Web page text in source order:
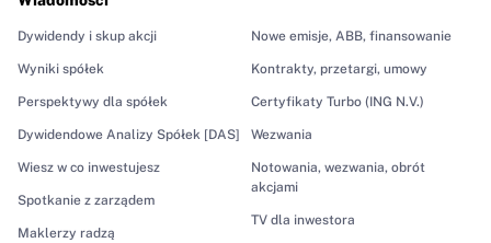
Dywidendy i skup akcji
Wyniki spółek
Perspektywy dla spółek
Dywidendowe Analizy Spółek [DAS]
Wiesz w co inwestujesz
Spotkanie z zarządem
Maklerzy radzą
Nowe emisje, ABB, finansowanie
Kontrakty, przetargi, umowy
Certyfikaty Turbo (ING N.V.)
Wezwania
Notowania, wezwania, obrót
akcjami
TV dla inwestora